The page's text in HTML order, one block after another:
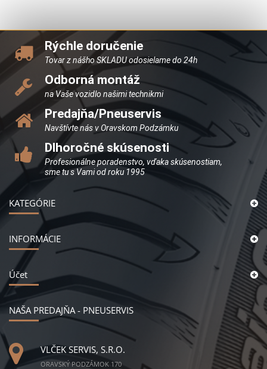
Rýchle doručenie
Tovar z nášho SKLADU odosielame do 24h
Odborná montáž
na Vaše vozidlo našimi technikmi
Predajňa/Pneuservis
Navštívte nás v Oravskom Podzámku
Dlhoročné skúsenosti
Profesionálne poradenstvo, vďaka skúsenostiam,
sme tu s Vami od roku 1995
KATEGÓRIE
INFORMÁCIE
Účet
NAŠA PREDAJŇA - PNEUSERVIS
VLČEK SERVIS, S.R.O.
ORAVSKÝ PODZÁMOK 170